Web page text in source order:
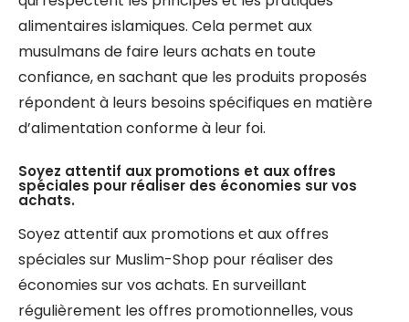
alimentaires islamiques. Cela permet aux
musulmans de faire leurs achats en toute
confiance, en sachant que les produits proposés
répondent à leurs besoins spécifiques en matière
d’alimentation conforme à leur foi.
Soyez attentif aux promotions et aux offres
spéciales pour réaliser des économies sur vos
achats.
Soyez attentif aux promotions et aux offres
spéciales sur Muslim-Shop pour réaliser des
économies sur vos achats. En surveillant
régulièrement les offres promotionnelles, vous